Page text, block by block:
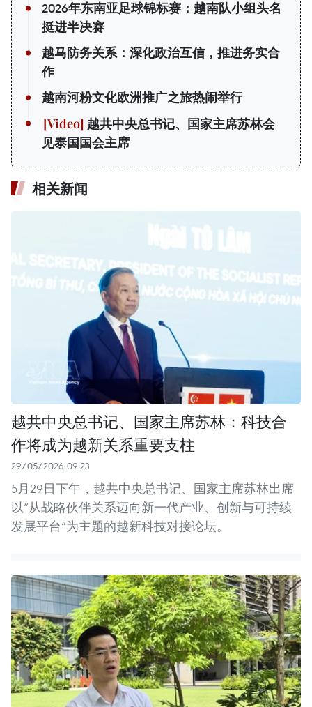
2026年东南亚足球锦标赛：越南队小组头名
挺进半决赛
越马防务关系：深化政治互信，推进务实合
作
越南河粉文化欧洲推广之旅热闹举行
越共中央总书记、国家主席苏林会
见泰国国会主席
相关新闻
越共中央总书记、国家主席苏林：科技合
作将成为越新关系重要支柱
29/05/2026 09:23
5月29日下午，越共中央总书记、国家主席苏林出席
以“从战略伙伴关系迈向新一代产业、创新与可持续
发展平台”为主题的越新科技对接论坛。